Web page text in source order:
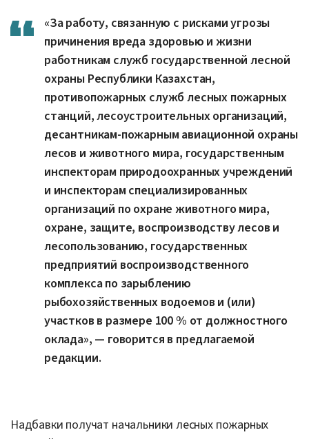
«За работу, связанную с рисками угрозы
причинения вреда здоровью и жизни
работникам служб государственной лесной
охраны Республики Казахстан,
противопожарных служб лесных пожарных
станций, лесоустроительных организаций,
десантникам-пожарным авиационной охраны
лесов и животного мира, государственным
инспекторам природоохранных учреждений
и инспекторам специализированных
организаций по охране животного мира,
охране, защите, воспроизводству лесов и
лесопользованию, государственных
предприятий воспроизводственного
комплекса по зарыблению
рыбохозяйственных водоемов и (или)
участков в размере 100 % от должностного
оклада», — говорится в предлагаемой
редакции.
Надбавки получат начальники лесных пожарных